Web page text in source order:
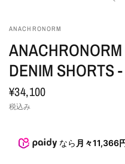
ANACHRONORM
DENIM SHORTS
¥34,100
税込み
なら 月々11,366